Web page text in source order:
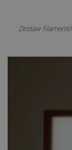
Zestaw